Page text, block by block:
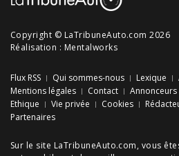
Copyright © LaTribuneAuto.com 2026
Réalisation : Mentalworks
Flux RSS Qui sommes-nous Lexique
Mentions légales
Contact Annonceurs
Ethique
Vie privée Cookies
Partenaires
Sur le site LaTribuneAuto.com, vous